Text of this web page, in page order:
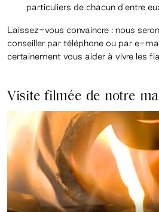
particuliers de chacun d'entre
Laissez-vous convaincre : nous
conseiller par téléphone ou par e-
certainement vous aider à vivre les
Visite filmée de notre